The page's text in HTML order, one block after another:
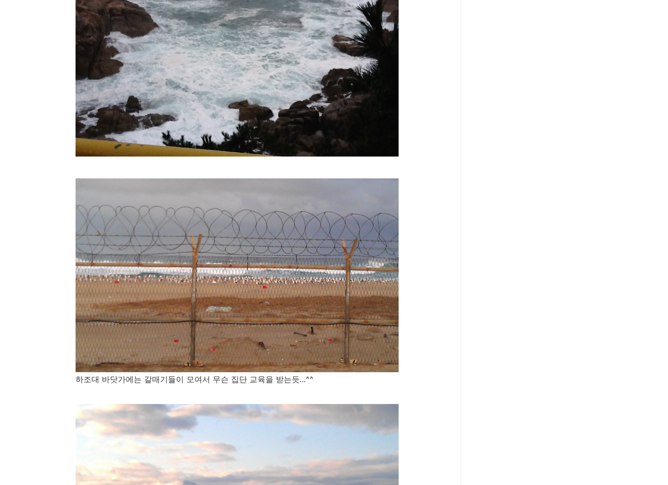
하조대 바닷가에는 갈매기들이 모여서 무슨 집단 교육을 받는듯...^^